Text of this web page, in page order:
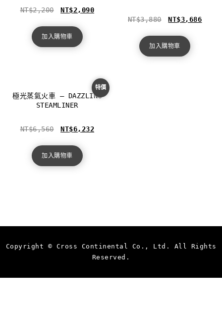
NT$2,200 NT$2,090
加入購物車
NT$3,880 NT$3,686
加入購物車
特價
極光蒸氣火車 – DAZZLING
STEAMLINER
NT$6,560 NT$6,232
加入購物車
Copyright © Cross Continental Co., Ltd. All Rights
Reserved.